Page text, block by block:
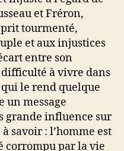
et Fréron,
tourmenté,
et aux injustices
entre son
à vivre dans
qui le rend quelque
un message
grande influence sur
savoir : l’homme est
corrompu par la vie